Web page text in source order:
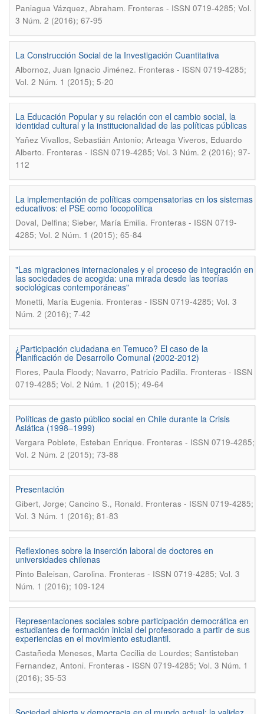
Paniagua Vázquez, Abraham. Fronteras - ISSN 0719-4285; Vol.
3 Núm. 2 (2016); 67-95
La Construcción Social de la Investigación Cuantitativa
Albornoz, Juan Ignacio Jiménez. Fronteras - ISSN 0719-4285;
Vol. 2 Núm. 1 (2015); 5-20
La Educación Popular y su relación con el cambio social, la
identidad cultural y la institucionalidad de las políticas públicas
Yañez Vivallos, Sebastián Antonio; Arteaga Viveros, Eduardo
Alberto. Fronteras - ISSN 0719-4285; Vol. 3 Núm. 2 (2016); 97-
112
La implementación de políticas compensatorias en los sistemas
educativos: el PSE como focopolítica
Doval, Delfina; Sieber, María Emilia. Fronteras - ISSN 0719-
4285; Vol. 2 Núm. 1 (2015); 65-84
"Las migraciones internacionales y el proceso de integración en
las sociedades de acogida: una mirada desde las teorías
sociológicas contemporáneas"
Monetti, María Eugenia. Fronteras - ISSN 0719-4285; Vol. 3
Núm. 2 (2016); 7-42
¿Participación ciudadana en Temuco? El caso de la
Planificación de Desarrollo Comunal (2002-2012)
Flores, Paula Floody; Navarro, Patricio Padilla. Fronteras - ISSN
0719-4285; Vol. 2 Núm. 1 (2015); 49-64
Políticas de gasto público social en Chile durante la Crisis
Asiática (1998–1999)
Vergara Poblete, Esteban Enrique. Fronteras - ISSN 0719-4285;
Vol. 2 Núm. 2 (2015); 73-88
Presentación
Gibert, Jorge; Cancino S., Ronald. Fronteras - ISSN 0719-4285;
Vol. 3 Núm. 1 (2016); 81-83
Reflexiones sobre la inserción laboral de doctores en
universidades chilenas
Pinto Baleisan, Carolina. Fronteras - ISSN 0719-4285; Vol. 3
Núm. 1 (2016); 109-124
Representaciones sociales sobre participación democrática en
estudiantes de formación inicial del profesorado a partir de sus
experiencias en el movimiento estudiantil.
Castañeda Meneses, Marta Cecilia de Lourdes; Santisteban
Fernandez, Antoni. Fronteras - ISSN 0719-4285; Vol. 3 Núm. 1
(2016); 35-53